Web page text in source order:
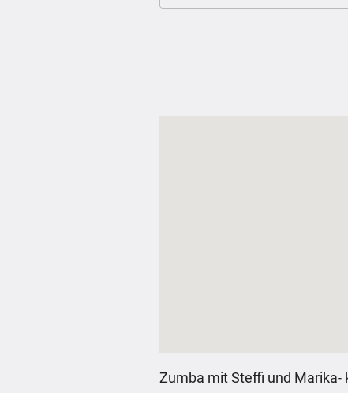
Zumba mit Steffi und Marika-